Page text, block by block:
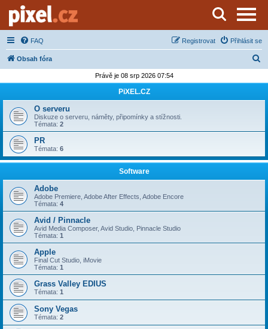
Server o natáčení a zpracování videa
FAQ Přihlásit se
Registrovat
Obsah fóra
d
t
Právě je 08 srp 2026 07:54
PiXEL.CZ
O serveru
Diskuze o serveru, náměty, připomínky a stížnosti.
Témata: 2
PR
Témata: 6
Software
Adobe
Adobe Premiere, Adobe After Effects, Adobe Encore
Témata: 4
Avid / Pinnacle
Avid Media Composer, Avid Studio, Pinnacle Studio
Témata: 1
Apple
Final Cut Studio, iMovie
Témata: 1
Grass Valley EDIUS
Témata: 1
Sony Vegas
Témata: 2